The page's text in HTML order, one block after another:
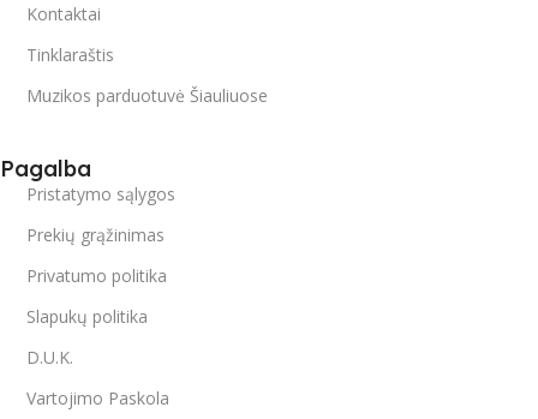
Kontaktai
Tinklaraštis
Muzikos parduotuvė Šiauliuose
Pagalba
Pristatymo sąlygos
Prekių grąžinimas
Privatumo politika
Slapukų politika
D.U.K.
Vartojimo Paskola